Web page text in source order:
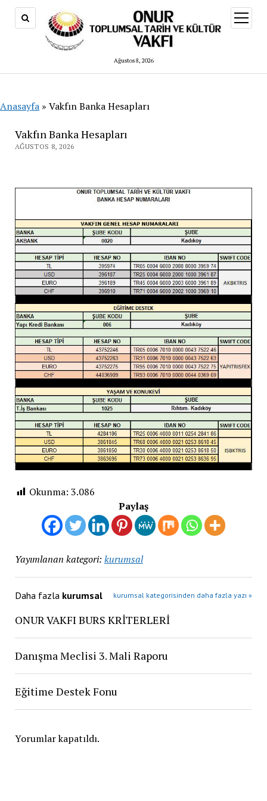
Ağustos 8, 2026
aç
Anasayfa » Vakfın Banka Hesapları
Vakfın Banka Hesapları
AĞUSTOS 8, 2026
Okunma: 3.086
Paylaş
Yayımlanan kategori: kurumsal
Daha fazla kurumsal kurumsal kategorisinden daha fazla yazı »
ONUR VAKFI BURS KRİTERLERİ
Danışma Meclisi 3. Mali Raporu
Eğitime Destek Fonu
Yorumlar kapatıldı.